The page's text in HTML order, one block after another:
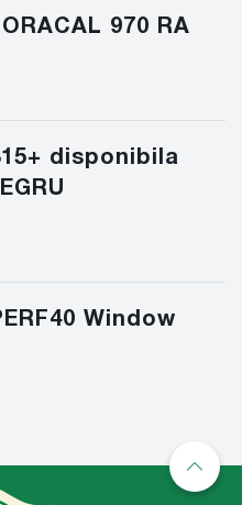
970 RA
disponibila
Window